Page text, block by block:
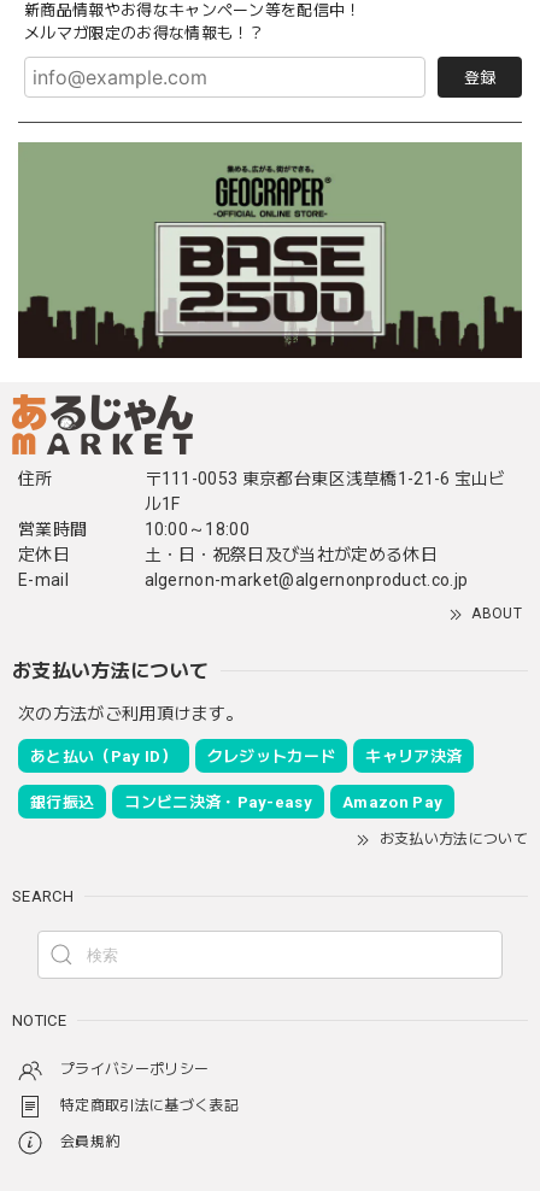
新商品情報やお得なキャンペーン等を配信中！
メルマガ限定のお得な情報も！？
登録
住所
〒111-0053 東京都台東区浅草橋1-21-6 宝山ビ
ル1F
営業時間
10:00～18:00
定休日
土・日・祝祭日及び当社が定める休日
E-mail
algernon-market@algernonproduct.co.jp
ABOUT
お支払い方法について
次の方法がご利用頂けます。
あと払い（Pay ID） クレジットカード キャリア決済
銀行振込 コンビニ決済・Pay-easy Amazon Pay
お支払い方法について
SEARCH
NOTICE
プライバシーポリシー
特定商取引法に基づく表記
会員規約